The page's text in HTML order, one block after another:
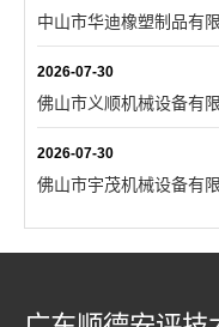
中山市华迪橡塑制品有
2026-07-30
佛山市义顺机械设备有
2026-07-30
佛山市宇茂机械设备有